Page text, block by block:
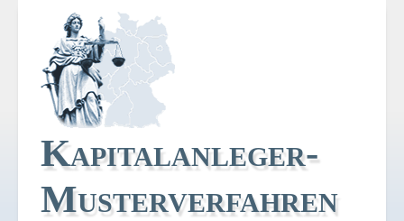
Kapitalanleger-
Musterverfahren